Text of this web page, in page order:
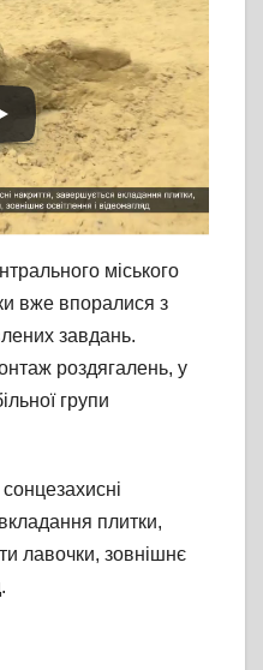
міського
вже впоралися з
завдань.
роздягалень, у
групи
плитки,
лавочки, зовнішнє